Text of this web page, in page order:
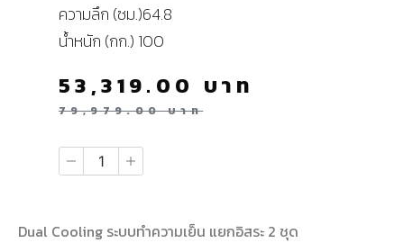
ความลึก (ซม.)64.8
น้ำหนัก (กก.) 100
79,979.00บาท
53,319.00 บาท
Dual Cooling ระบบทำความเย็น แยกอิสระ 2 ชุด